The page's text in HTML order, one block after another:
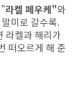
라켈 페우케"와
미로 갈수록.
라켈과 해리가
떠오르게 해 준